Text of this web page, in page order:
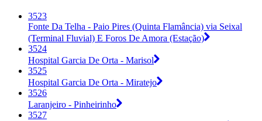
3523
Fonte Da Telha - Paio Pires (Quinta Flamância) via Seixal
(Terminal Fluvial) E Foros De Amora (Estação)
3524
Hospital Garcia De Orta - Marisol
3525
Hospital Garcia De Orta - Miratejo
3526
Laranjeiro - Pinheirinho
3527